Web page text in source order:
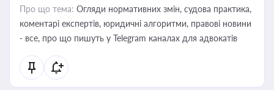
Про що тема: Огляди нормативних змін, судова практика,
коментарі експертів, юридичні алгоритми, правові новини
- все, про що пишуть у Telegram каналах для адвокатів